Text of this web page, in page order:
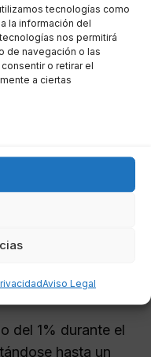
tecnologías como
la información del
nos permitirá
de navegación o las
o retirar el
a ciertas
Aviso Legal
el 1 y el 25 de
corresponde al
en abril,
haya habido
anterior.
Retraso en
puede conllevar
del 1% durante el
hasta un